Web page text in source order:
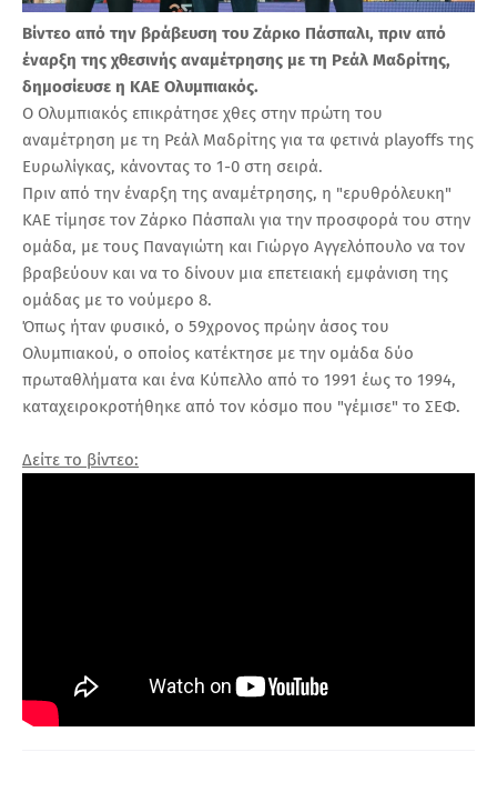
Βίντεο από την βράβευση του Ζάρκο Πάσπαλι, πριν από
έναρξη της χθεσινής αναμέτρησης με τη Ρεάλ Μαδρίτης,
δημοσίευσε η ΚΑΕ Ολυμπιακός.
Ο Ολυμπιακός επικράτησε χθες στην πρώτη του
αναμέτρηση με τη Ρεάλ Μαδρίτης για τα φετινά playoffs της
Ευρωλίγκας, κάνοντας το 1-0 στη σειρά.
Πριν από την έναρξη της αναμέτρησης, η "ερυθρόλευκη"
ΚΑΕ τίμησε τον Ζάρκο Πάσπαλι για την προσφορά του στην
ομάδα, με τους Παναγιώτη και Γιώργο Αγγελόπουλο να τον
βραβεύουν και να το δίνουν μια επετειακή εμφάνιση της
ομάδας με το νούμερο 8.
Όπως ήταν φυσικό, o 59χρονος πρώην άσος του
Ολυμπιακού, ο οποίος κατέκτησε με την ομάδα δύο
πρωταθλήματα και ένα Κύπελλο από το 1991 έως το 1994,
καταχειροκροτήθηκε από τον κόσμο που "γέμισε" το ΣΕΦ.
Δείτε το βίντεο: